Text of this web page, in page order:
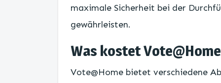
maximale Sicherheit bei der
gewährleisten.
Was kostet
Vote@Home bietet verschiedene